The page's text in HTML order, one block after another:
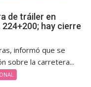
de tráiler en
hay cierre
informó que se
sobre la carretera...